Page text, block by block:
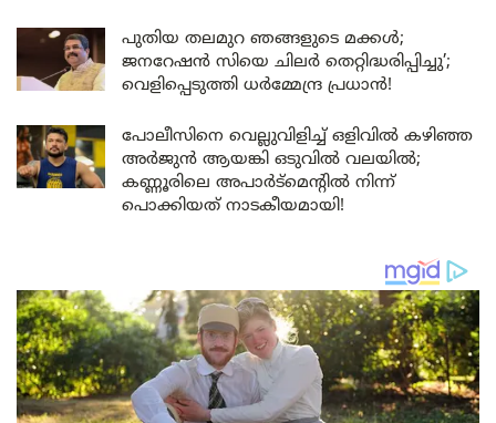
പുതിയ തലമുറ ഞങ്ങളുടെ മക്കൾ;
ജനറേഷൻ സിയെ ചിലർ തെറ്റിദ്ധരിപ്പിച്ചു’;
വെളിപ്പെടുത്തി ധർമ്മേന്ദ്ര പ്രധാൻ!
പോലീസിനെ വെല്ലുവിളിച്ച് ഒളിവിൽ കഴിഞ്ഞ
അർജുൻ ആയങ്കി ഒടുവിൽ വലയിൽ;
കണ്ണൂരിലെ അപാർട്മെന്റിൽ നിന്ന്
പൊക്കിയത് നാടകീയമായി!